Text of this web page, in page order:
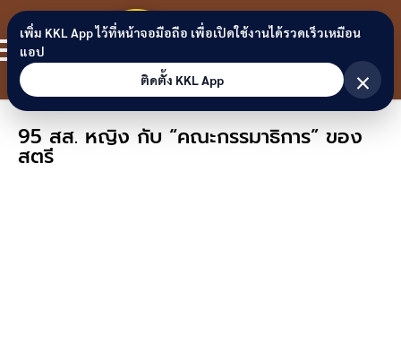
Skip to content
ขอนแก่น
ลิงก์
95 สส. หญิง กับ “คณะกรรมาธิการ” ของ
สตรี
เพิ่ม KKL App ไว้ที่หน้าจอมือถือ เพื่อเปิดใช้งานได้รวดเร็วเหมือน
แอป
ติดตั้ง KKL App
×